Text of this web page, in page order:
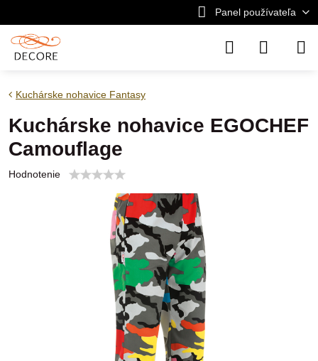
Panel používateľa
Kuchárske nohavice Fantasy
Kuchárske nohavice EGOCHEF
Camouflage
Hodnotenie